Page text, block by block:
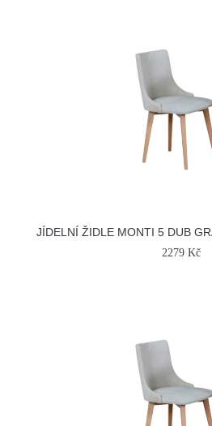
JÍDELNÍ ŽIDLE MONTI 5 DUB
2279 Kč